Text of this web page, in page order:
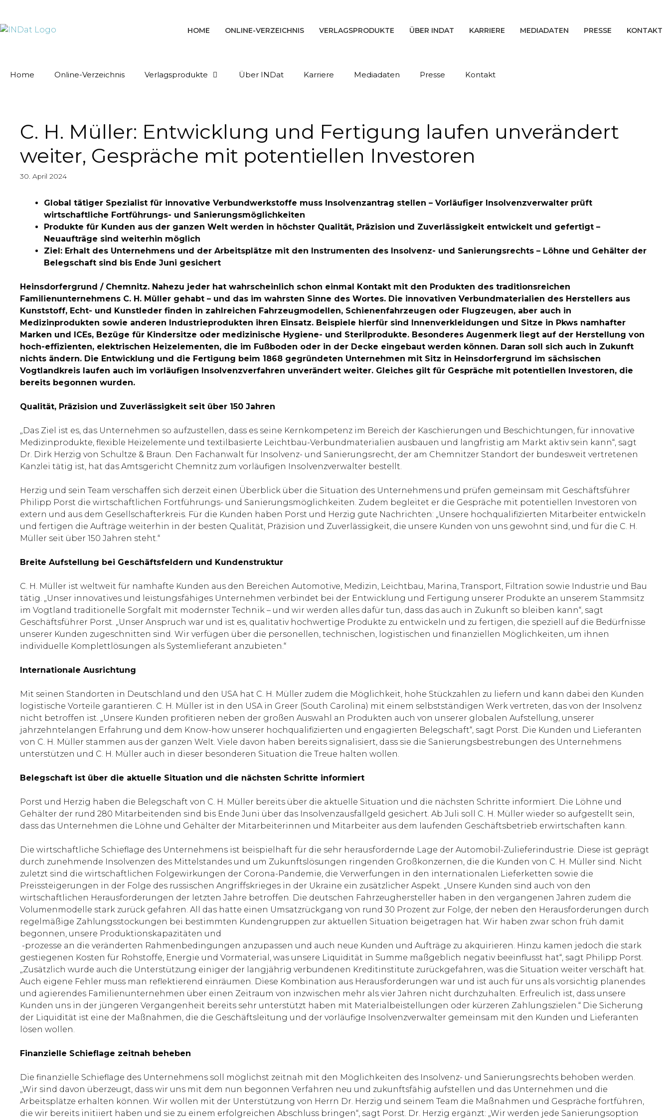
HOME ONLINE-VERZEICHNIS VERLAGSPRODUKTE ÜBER INDAT KARRIERE MEDIADATEN PRESSE KONTAKT
Home Online-Verzeichnis Verlagsprodukte Über INDat Karriere Mediadaten Presse Kontakt
C. H. Müller: Entwicklung und Fertigung laufen unverändert
weiter, Gespräche mit potentiellen Investoren
30. April 2024
Global tätiger Spezialist für innovative Verbundwerkstoffe muss Insolvenzantrag stellen – Vorläufiger Insolvenzverwalter prüft
wirtschaftliche Fortführungs- und Sanierungsmöglichkeiten
Produkte für Kunden aus der ganzen Welt werden in höchster Qualität, Präzision und Zuverlässigkeit entwickelt und gefertigt –
Neuaufträge sind weiterhin möglich
Ziel: Erhalt des Unternehmens und der Arbeitsplätze mit den Instrumenten des Insolvenz- und Sanierungsrechts – Löhne und Gehälter der
Belegschaft sind bis Ende Juni gesichert
Heinsdorfergrund / Chemnitz. Nahezu jeder hat wahrscheinlich schon einmal Kontakt mit den Produkten des traditionsreichen
Familienunternehmens C. H. Müller gehabt – und das im wahrsten Sinne des Wortes. Die innovativen Verbundmaterialien des Herstellers aus
Kunststoff, Echt- und Kunstleder finden in zahlreichen Fahrzeugmodellen, Schienenfahrzeugen oder Flugzeugen, aber auch in
Medizinprodukten sowie anderen Industrieprodukten ihren Einsatz. Beispiele hierfür sind Innenverkleidungen und Sitze in Pkws namhafter
Marken und ICEs, Bezüge für Kindersitze oder medizinische Hygiene- und Sterilprodukte. Besonderes Augenmerk liegt auf der Herstellung von
hoch-effizienten, elektrischen Heizelementen, die im Fußboden oder in der Decke eingebaut werden können. Daran soll sich auch in Zukunft
nichts ändern. Die Entwicklung und die Fertigung beim 1868 gegründeten Unternehmen mit Sitz in Heinsdorfergrund im sächsischen
Vogtlandkreis laufen auch im vorläufigen Insolvenzverfahren unverändert weiter. Gleiches gilt für Gespräche mit potentiellen Investoren, die
bereits begonnen wurden.
Qualität, Präzision und Zuverlässigkeit seit über 150 Jahren
„Das Ziel ist es, das Unternehmen so aufzustellen, dass es seine Kernkompetenz im Bereich der Kaschierungen und Beschichtungen, für innovative
Medizinprodukte, flexible Heizelemente und textilbasierte Leichtbau-Verbundmaterialien ausbauen und langfristig am Markt aktiv sein kann“, sagt
Dr. Dirk Herzig von Schultze & Braun. Den Fachanwalt für Insolvenz- und Sanierungsrecht, der am Chemnitzer Standort der bundesweit vertretenen
Kanzlei tätig ist, hat das Amtsgericht Chemnitz zum vorläufigen Insolvenzverwalter bestellt.
Herzig und sein Team verschaffen sich derzeit einen Überblick über die Situation des Unternehmens und prüfen gemeinsam mit Geschäftsführer
Philipp Porst die wirtschaftlichen Fortführungs- und Sanierungsmöglichkeiten. Zudem begleitet er die Gespräche mit potentiellen Investoren von
extern und aus dem Gesellschafterkreis. Für die Kunden haben Porst und Herzig gute Nachrichten: „Unsere hochqualifizierten Mitarbeiter entwickeln
und fertigen die Aufträge weiterhin in der besten Qualität, Präzision und Zuverlässigkeit, die unsere Kunden von uns gewohnt sind, und für die C. H.
Müller seit über 150 Jahren steht.“
Breite Aufstellung bei Geschäftsfeldern und Kundenstruktur
C. H. Müller ist weltweit für namhafte Kunden aus den Bereichen Automotive, Medizin, Leichtbau, Marina, Transport, Filtration sowie Industrie und Bau
tätig. „Unser innovatives und leistungsfähiges Unternehmen verbindet bei der Entwicklung und Fertigung unserer Produkte an unserem Stammsitz
im Vogtland traditionelle Sorgfalt mit modernster Technik – und wir werden alles dafür tun, dass das auch in Zukunft so bleiben kann“, sagt
Geschäftsführer Porst. „Unser Anspruch war und ist es, qualitativ hochwertige Produkte zu entwickeln und zu fertigen, die speziell auf die Bedürfnisse
unserer Kunden zugeschnitten sind. Wir verfügen über die personellen, technischen, logistischen und finanziellen Möglichkeiten, um ihnen
individuelle Komplettlösungen als Systemlieferant anzubieten.“
Internationale Ausrichtung
Mit seinen Standorten in Deutschland und den USA hat C. H. Müller zudem die Möglichkeit, hohe Stückzahlen zu liefern und kann dabei den Kunden
logistische Vorteile garantieren. C. H. Müller ist in den USA in Greer (South Carolina) mit einem selbstständigen Werk vertreten, das von der Insolvenz
nicht betroffen ist. „Unsere Kunden profitieren neben der großen Auswahl an Produkten auch von unserer globalen Aufstellung, unserer
jahrzehntelangen Erfahrung und dem Know-how unserer hochqualifizierten und engagierten Belegschaft“, sagt Porst. Die Kunden und Lieferanten
von C. H. Müller stammen aus der ganzen Welt. Viele davon haben bereits signalisiert, dass sie die Sanierungsbestrebungen des Unternehmens
unterstützen und C. H. Müller auch in dieser besonderen Situation die Treue halten wollen.
Belegschaft ist über die aktuelle Situation und die nächsten Schritte informiert
Porst und Herzig haben die Belegschaft von C. H. Müller bereits über die aktuelle Situation und die nächsten Schritte informiert. Die Löhne und
Gehälter der rund 280 Mitarbeitenden sind bis Ende Juni über das Insolvenzausfallgeld gesichert. Ab Juli soll C. H. Müller wieder so aufgestellt sein,
dass das Unternehmen die Löhne und Gehälter der Mitarbeiterinnen und Mitarbeiter aus dem laufenden Geschäftsbetrieb erwirtschaften kann.
Die wirtschaftliche Schieflage des Unternehmens ist beispielhaft für die sehr herausfordernde Lage der Automobil-Zulieferindustrie. Diese ist geprägt
durch zunehmende Insolvenzen des Mittelstandes und um Zukunftslösungen ringenden Großkonzernen, die die Kunden von C. H. Müller sind. Nicht
zuletzt sind die wirtschaftlichen Folgewirkungen der Corona-Pandemie, die Verwerfungen in den internationalen Lieferketten sowie die
Preissteigerungen in der Folge des russischen Angriffskrieges in der Ukraine ein zusätzlicher Aspekt. „Unsere Kunden sind auch von den
wirtschaftlichen Herausforderungen der letzten Jahre betroffen. Die deutschen Fahrzeughersteller haben in den vergangenen Jahren zudem die
Volumenmodelle stark zurück gefahren. All das hatte einen Umsatzrückgang von rund 30 Prozent zur Folge, der neben den Herausforderungen durch
regelmäßige Zahlungsstockungen bei bestimmten Kundengruppen zur aktuellen Situation beigetragen hat. Wir haben zwar schon früh damit
begonnen, unsere Produktionskapazitäten und
-prozesse an die veränderten Rahmenbedingungen anzupassen und auch neue Kunden und Aufträge zu akquirieren. Hinzu kamen jedoch die stark
gestiegenen Kosten für Rohstoffe, Energie und Vormaterial, was unsere Liquidität in Summe maßgeblich negativ beeinflusst hat“, sagt Philipp Porst.
„Zusätzlich wurde auch die Unterstützung einiger der langjährig verbundenen Kreditinstitute zurückgefahren, was die Situation weiter verschäft hat.
Auch eigene Fehler muss man reflektierend einräumen. Diese Kombination aus Herausforderungen war und ist auch für uns als vorsichtig planendes
und agierendes Familienunternehmen über einen Zeitraum von inzwischen mehr als vier Jahren nicht durchzuhalten. Erfreulich ist, dass unsere
Kunden uns in der jüngeren Vergangenheit bereits sehr unterstützt haben mit Materialbeistellungen oder kürzeren Zahlungszielen.“ Die Sicherung
der Liquidität ist eine der Maßnahmen, die die Geschäftsleitung und der vorläufige Insolvenzverwalter gemeinsam mit den Kunden und Lieferanten
lösen wollen.
Finanzielle Schieflage zeitnah beheben
Die finanzielle Schieflage des Unternehmens soll möglichst zeitnah mit den Möglichkeiten des Insolvenz- und Sanierungsrechts behoben werden.
„Wir sind davon überzeugt, dass wir uns mit dem nun begonnen Verfahren neu und zukunftsfähig aufstellen und das Unternehmen und die
Arbeitsplätze erhalten können. Wir wollen mit der Unterstützung von Herrn Dr. Herzig und seinem Team die Maßnahmen und Gespräche fortführen,
die wir bereits initiiert haben und sie zu einem erfolgreichen Abschluss bringen“, sagt Porst. Dr. Herzig ergänzt: „Wir werden jede Sanierungsoption